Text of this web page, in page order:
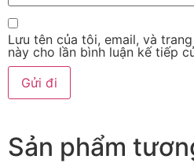
Lưu tên của tôi, email, và
này cho lần bình luận kế tiếp
Sản phẩm